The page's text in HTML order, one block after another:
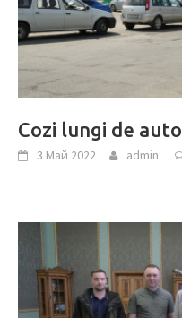
Cozi lungi de
3 Май 2022 admin